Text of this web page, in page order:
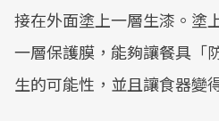
接在外面塗上一層生漆。塗
一層保護膜，能夠讓餐具「
生的可能性，並且讓食器變